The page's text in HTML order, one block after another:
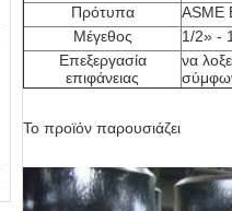
Πρότυπα
ASME
Μέγεθος
1/2» -
Επεξεργασία
επιφάνειας
να
Το προϊόν παρουσιάζει